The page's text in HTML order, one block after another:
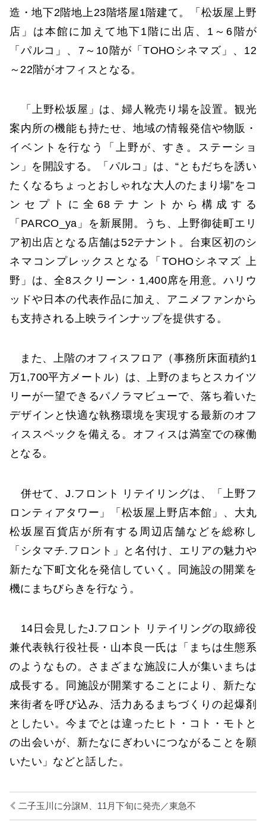
造・地下2階地上23階塔屋1階建て。「松坂屋上野
店」は本館に加えて地下1階に出店、1～6階が
「パルコ」、7～10階が「TOHOシネマズ」、12
～22階がオフィスとなる。
「上野松坂屋」は、婦人靴売り場を設置。観光
案内所の機能も持たせ、地域の情報発信や物販・
イベントを行なう「上野が、すき。ステーショ
ン」を開設する。「パルコ」は、“ともだちを誘い
たくなるちょっとおしゃれな大人のたまり場”をコ
ンセプトに全68テナントから構成する
「PARCO_ya」を新展開。うち、上野御徒町エリ
ア初出店となる店舗は52テナント。台東区初のシ
ネマコンプレックスとなる「TOHOシネマズ 上
野」は、全8スクリーン・1,400席を用意。ハリウ
ッドや日本の代表作品に加え、アニメファンから
も支持される上映ラインナップを提供する。
また、上階のオフィスフロア（事務所床面積約1
万1,700平方メートル）は、上野のまちとスカイツ
リーが一望できるパノラマビューで、落ち着いた
デザインと快適な執務環境を実現する最新のオフ
ィススペックを備える。オフィスは満室での稼働
となる。
併せて、J.フロント リテイリングは、「上野フ
ロンティアタワー」「松坂屋上野店本館」、大丸
松坂屋百貨店が所有する周辺店舗などを総称し
「シタマチ.フロント」と名付け、エリアの魅力や
新たな下町文化を発信していく。同施設の開業を
機にまちびらきを行なう。
14日会見したJ.フロント リテイリングの取締役
兼代表執行役社長・山本良一氏は「まちは生態系
のようなもの。さまざまな施設に人が集いまちは
成長する。同施設が開業することにより、新たな
来街者を呼び込み、活力あるまちづくりの起爆剤
としたい。今までとは違ったヒト・コト・モトと
の出会いが、新たなにぎわいにつながることを願
いたい」などと話した。
二子玉川に分譲M、11月下旬に発売／東急不